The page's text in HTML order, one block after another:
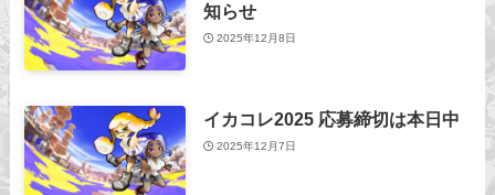
知らせ
2025年12月8日
イカコレ2025 応募締切は本日中
2025年12月7日